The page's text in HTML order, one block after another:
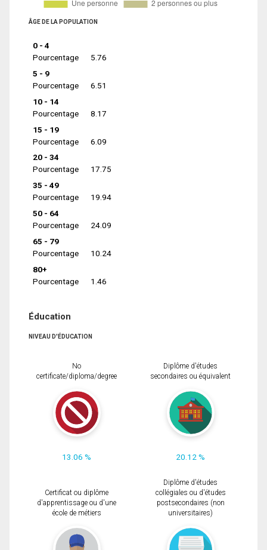
ÂGE DE LA POPULATION
0 - 4
Pourcentage
5.76
5 - 9
Pourcentage
6.51
10 - 14
Pourcentage
8.17
15 - 19
Pourcentage
6.09
20 - 34
Pourcentage
17.75
35 - 49
Pourcentage
19.94
50 - 64
Pourcentage
24.09
65 - 79
Pourcentage
10.24
80+
Pourcentage
1.46
Éducation
NIVEAU D'ÉDUCATION
No
certificate/diploma/degree
13.06 %
Diplôme d'études
secondaires ou équivalent
20.12 %
Certificat ou diplôme
d'apprentissage ou d'une
école de métiers
Diplôme d'études
collégiales ou d'études
postsecondaires (non
universitaires)